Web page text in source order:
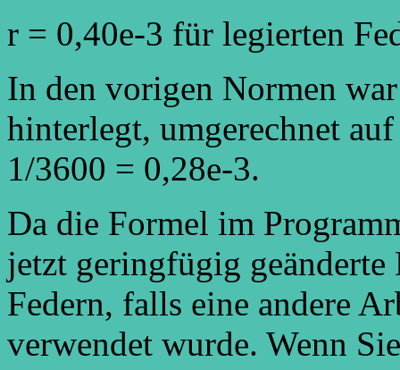
r = 0,40e-3 für legierten
In den vorigen Normen
hinterlegt, umgerechnet
1/3600 = 0,28e-3.
Da die Formel im
jetzt geringfügig
Federn, falls eine andere
verwendet wurde. Wenn